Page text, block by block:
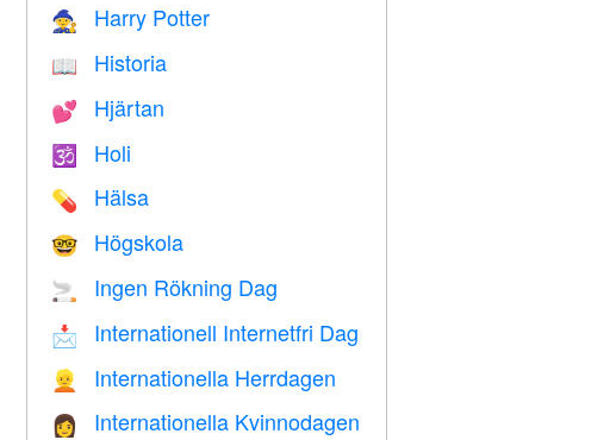
🧙 Harry Potter
📖 Historia
💕 Hjärtan
🕉 Holi
💊 Hälsa
🤓 Högskola
🚬 Ingen Rökning Dag
📩 Internationell Internetfri Dag
👱 Internationella Herrdagen
👩 Internationella Kvinnodagen